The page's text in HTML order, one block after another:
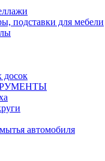
подставки для мебели
досок
автомобиля